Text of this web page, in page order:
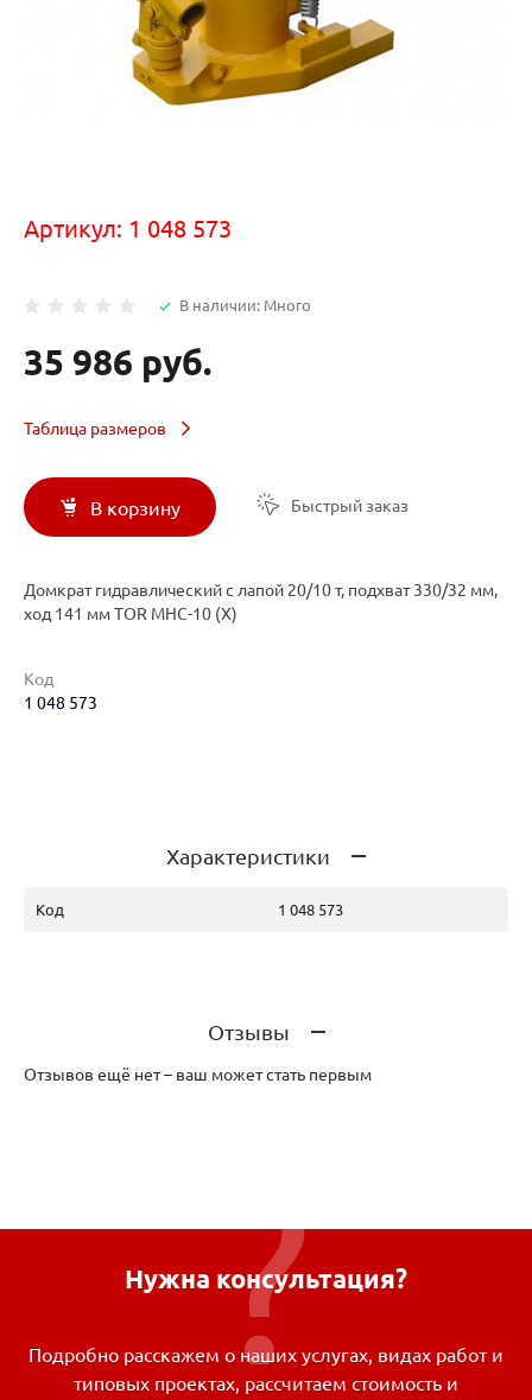
Артикул: 1 048 573
В наличии: Много
35 986 руб.
Таблица размеров
В корзину Быстрый заказ
Домкрат гидравлический с лапой 20/10 т, подхват 330/32 мм,
ход 141 мм TOR MHC-10 (X)
Код
1 048 573
Характеристики
Код 1 048 573
Отзывы
Отзывов ещё нет – ваш может стать первым
Нужна консультация?
Подробно расскажем о наших услугах, видах работ и
типовых проектах, рассчитаем стоимость и